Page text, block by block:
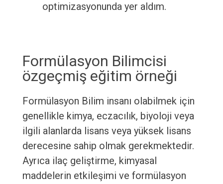
optimizasyonunda yer aldım.
Formülasyon Bilimcisi
özgeçmiş eğitim örneği
Formülasyon Bilim insanı olabilmek için
genellikle kimya, eczacılık, biyoloji veya
ilgili alanlarda lisans veya yüksek lisans
derecesine sahip olmak gerekmektedir.
Ayrıca ilaç geliştirme, kimyasal
maddelerin etkileşimi ve formülasyon